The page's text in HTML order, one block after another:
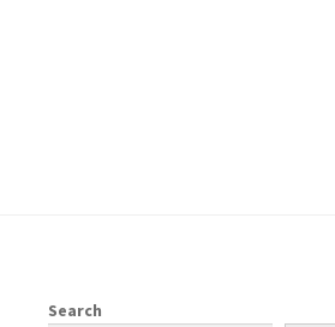
Search